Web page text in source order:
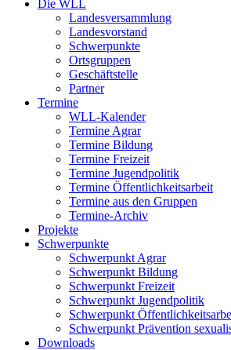
Die WLL
Landesversammlung
Landesvorstand
Schwerpunkte
Ortsgruppen
Geschäftstelle
Partner
Termine
WLL-Kalender
Termine Agrar
Termine Bildung
Termine Freizeit
Termine Jugendpolitik
Termine Öffentlichkeitsarbeit
Termine aus den Gruppen
Termine-Archiv
Projekte
Schwerpunkte
Schwerpunkt Agrar
Schwerpunkt Bildung
Schwerpunkt Freizeit
Schwerpunkt Jugendpolitik
Schwerpunkt
Schwerpunkt Prävention
Downloads